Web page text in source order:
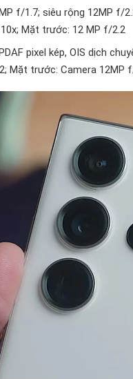
f/1.7; siêu rộng 12MP
Mặt trước: 12 MP f/2.2
pixel kép, OIS dịch
Mặt trước: Camera 12MP